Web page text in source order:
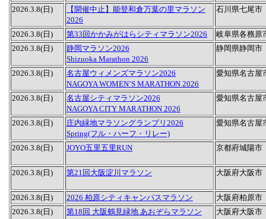
2026.3.8(日)
【開催中止】能登和倉万葉の里マラソン
2026
石川県七尾市
2026.3.8(日) 第33回かかみがはらシティマラソン2026
岐阜県各務原
2026.3.8(日)
静岡マラソン2026
Shizuoka Marathon 2026
静岡県静岡市
2026.3.8(日)
名古屋ウィメンズマラソン2026
NAGOYA WOMEN’S MARATHON 2026
愛知県名古屋
2026.3.8(日)
名古屋シティマラソン2026
NAGOYA CITY MARATHON 2026
愛知県名古屋
2026.3.8(日)
庄内緑地マラソングランプリ2026
Spring(フル・ハーフ・リレー)
愛知県名古屋
2026.3.8(日) JOYO五里五里RUN 京都府城陽市
2026.3.8(日) 第21回大阪淀川マラソン 大阪府大阪市
2026.3.8(日) 2026 柏原シティキャンパスマラソン
大阪府柏原市
2026.3.8(日)
第18回 大阪鶴見緑地 あおぞらマラソン 大阪府大阪市